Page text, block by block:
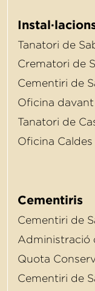
Tanatori de
Crematori de
Cementiri de
Oﬁcina
Tanatori de
Oﬁcina
Cementiris
Cementiri de
Administració
Quota
Cementiri de